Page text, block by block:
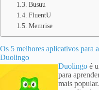
Busuu
FluentU
Memrise
Os 5 melhores aplicativos para
Duolingo
Duolingo é
para
mais